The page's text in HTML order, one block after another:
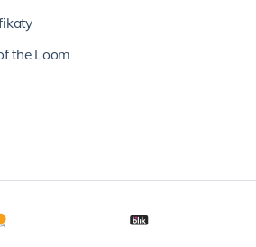
the Loom